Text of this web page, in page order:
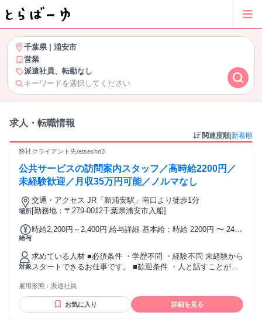
千葉県| 浦安市
営業
派遣社員、転勤なし
キーワードを選択してください
求人・転職情報
関連度順 新着順
弊社クライアント先/etsechn3
公共サービスの訪問案内スタッフ／高時給2200円／
未経験歓迎／月収35万円可能／ノルマなし
場所
交通・アクセス JR「新浦安駅」南口より徒歩1分
[勤務地：〒279-0012千葉県浦安市入船]
給与
時給2,200円～2,400円 給与詳細 基本給：時給 2200円 〜 2400
安定してしっかり稼げるお仕事です。 ・月収例：35万円以上
時給2,200円 × 7.5時間 × 月22日勤務 ★交通費や残業代は別途
支給します。 ★経験やスキルは問いません。
対象
求めている人材 ■必須条件 ・学歴不問 ・経験不問 未経験から
スタートできるお仕事です。 ■歓迎条件 ・人と話すことが好
経験がある方 ・営業や訪問業務の経験がある方 ※もちろん未
経験の方も歓迎です。 ■こんな方におすすめ ・コツコツと仕
事に取り組める方 ・自分のペースで働きたい方 ・外回りの仕
雇用形態： 派遣社員
お気に入り 詳細を見る